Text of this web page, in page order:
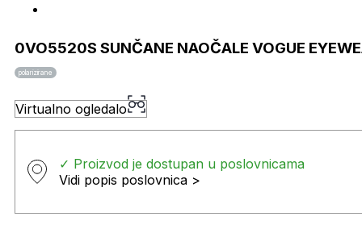
0VO5520S SUNČANE NAOČALE VOGUE
polarizirane
Virtualno ogledalo
✓ Proizvod je dostupan u poslovnicama
Vidi popis poslovnica >